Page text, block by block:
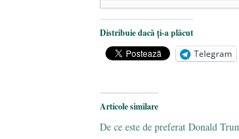
De ce propaganda
Anarhia din SUA
Pe zi ce trece mă
Distribuie dacă ți-a plăcut
Telegram
Articole similare
De ce este de preferat Donald